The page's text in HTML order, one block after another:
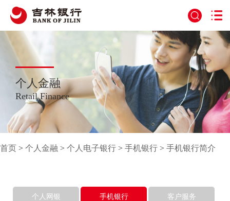
个人金融
Retail Finance
首页 > 个人金融 > 个人电子银行 > 手机银行 > 手机银行简介
个人网银 手机银行 客户服务